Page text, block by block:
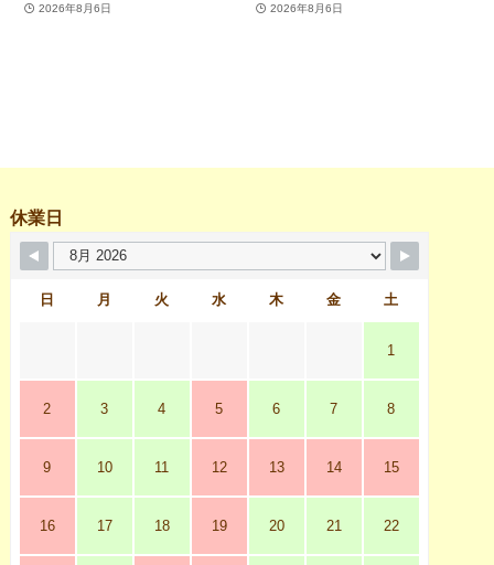
2026年8月6日 2026年8月6日
休業日
日 月 火 水 木 金 土
1
2 3 4 5 6 7 8
9 10 11 12 13 14 15
16 17 18 19 20 21 22